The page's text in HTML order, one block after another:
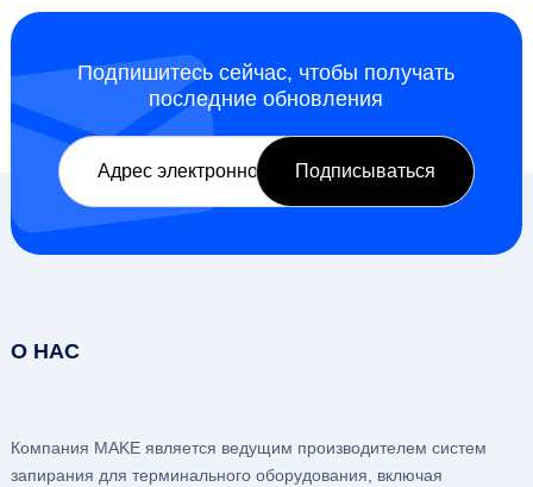
Подпишитесь сейчас, чтобы получать
последние обновления
О НАС
Компания MAKE является ведущим производителем систем
запирания для терминального оборудования, включая